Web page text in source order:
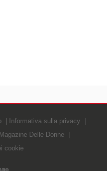
Informativa sulla privacy
Magazine Delle Donne
cookie